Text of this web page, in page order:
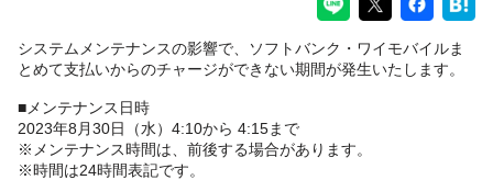
システムメンテナンスの影響で、ソフトバンク・ワイモバイルま
とめて支払いからのチャージができない期間が発生いたします。
■メンテナンス日時
2023年8月30日（水）4:10から 4:15まで
※メンテナンス時間は、前後する場合があります。
※時間は24時間表記です。